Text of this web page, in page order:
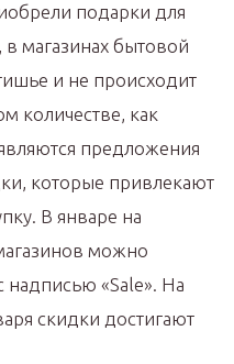
подарки для
магазинах бытовой
и не происходит
количестве, как
предложения
которые привлекают
В январе на
можно
надписью «Sale». На
скидки достигают